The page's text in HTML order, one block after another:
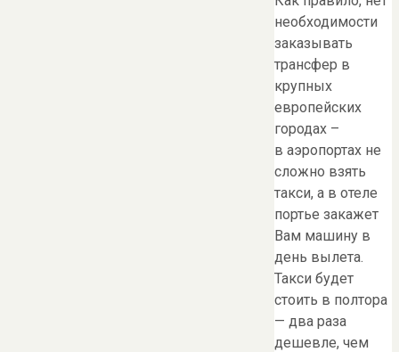
необходимости
заказывать
трансфер в
крупных
европейских
городах –
в аэропортах не
сложно взять
такси, а в отеле
портье закажет
Вам машину в
день вылета.
Такси будет
стоить в полтора
— два раза
дешевле, чем